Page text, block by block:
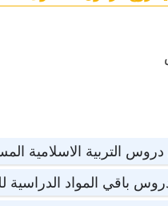
التربية الاسلامية
باقي المواد